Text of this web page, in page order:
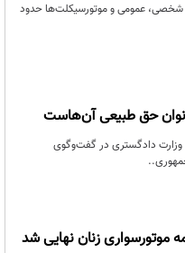
شخصی، عمومی و موتورسیکلت‌ها حدود
حق طبیعی آن‌هاست
وزارت دادگستری در گفت‌وگوی
موتورسواری زنان نهایی شد